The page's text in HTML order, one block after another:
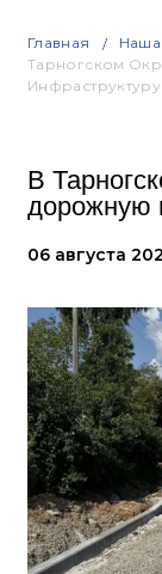
Главная Наша
Тарногском
Инфраструктуру
В
дорожную
06 августа